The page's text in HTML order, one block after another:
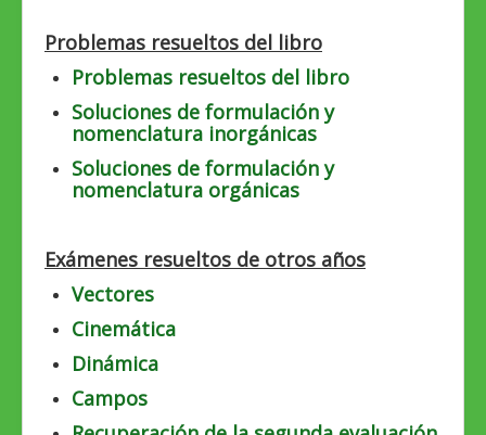
Problemas resueltos del libro
Problemas resueltos del libro
Soluciones de formulación y
nomenclatura inorgánicas
Soluciones de formulación y
nomenclatura orgánicas
Exámenes resueltos de otros años
Vectores
Cinemática
Dinámica
Campos